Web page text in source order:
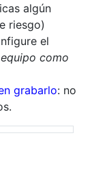
algún
riesgo)
el
como
grabarlo: no